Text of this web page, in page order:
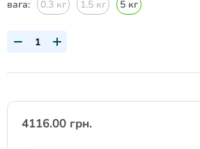
вага: 0.3 кг 1.5 кг 5 кг
4116.00 грн.